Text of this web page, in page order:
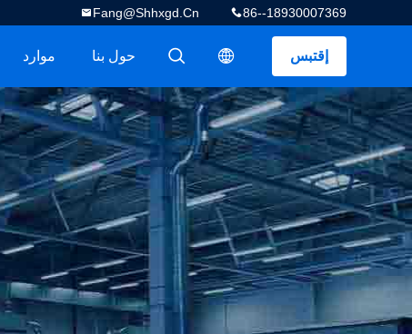
86--18930007369
Fang@shhxgd.cn
إقتبس
描述
描述
موارد حول بنا